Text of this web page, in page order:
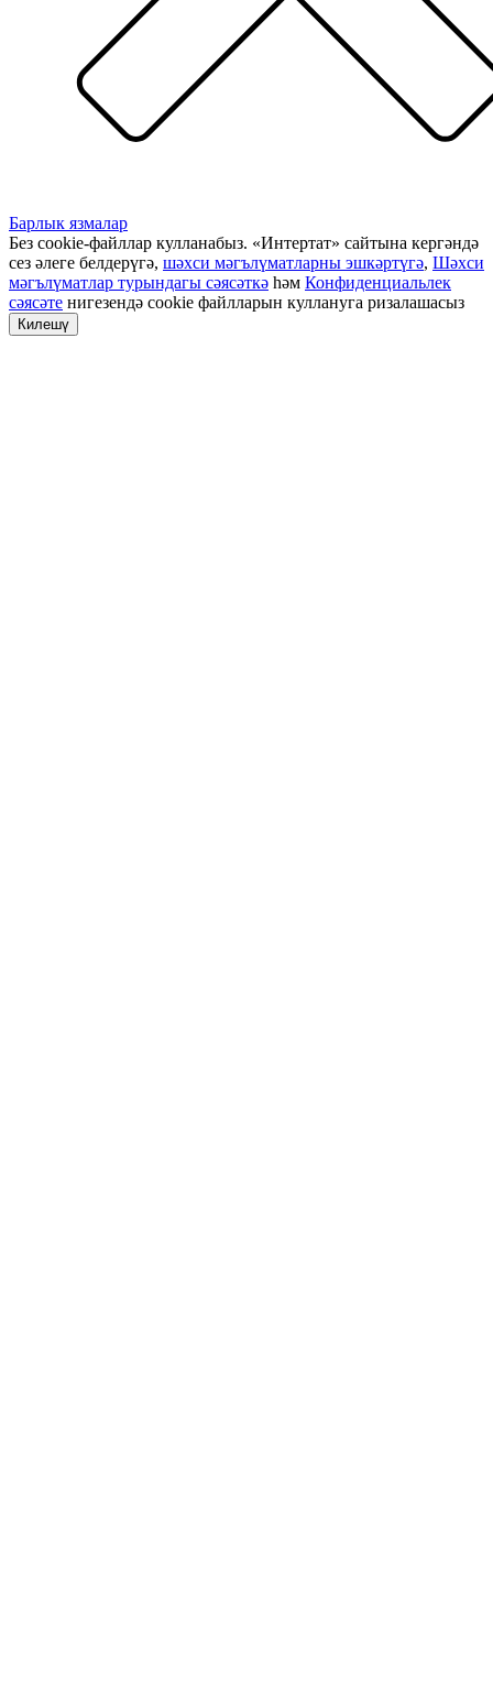
Барлык язмалар
Без cookie-файллар кулланабыз. «Интертат» сайтына кергәндә
сез әлеге белдерүгә, шәхси мәгълүматларны эшкәртүгә, Шәхси
мәгълүматлар турындагы сәясәткә һәм Конфиденциальлек
сәясәте нигезендә cookie файлларын куллануга ризалашасыз
Килешү